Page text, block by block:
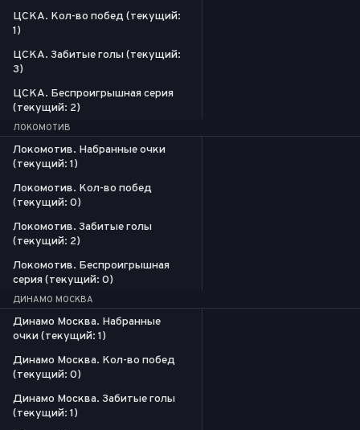
ЦСКА. Кол-во побед (текущий:
1)
ЦСКА. Забитые голы (текущий:
3)
ЦСКА. Беспроигрышная серия
(текущий: 2)
ЛОКОМОТИВ
Локомотив. Набранные очки
(текущий: 1)
Локомотив. Кол-во побед
(текущий: 0)
Локомотив. Забитые голы
(текущий: 2)
Локомотив. Беспроигрышная
серия (текущий: 0)
ДИНАМО МОСКВА
Динамо Москва. Набранные
очки (текущий: 1)
Динамо Москва. Кол-во побед
(текущий: 0)
Динамо Москва. Забитые голы
(текущий: 1)